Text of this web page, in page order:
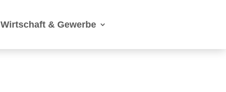
Wirtschaft & Gewerbe